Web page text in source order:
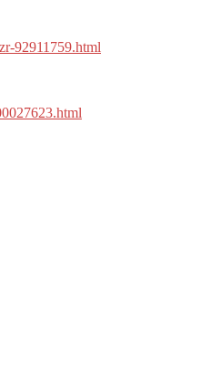
92911759.html